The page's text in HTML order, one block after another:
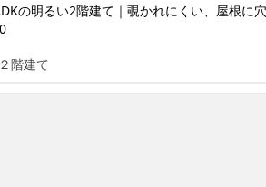
の明るい2階建て｜覗かれにくい、屋根に
階建て